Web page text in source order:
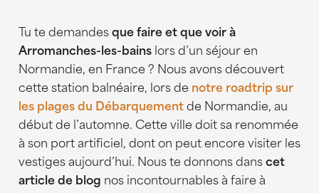
Tu te demandes que faire et que voir à
Arromanches-les-bainslors d’un séjour en
Normandie, en France ? Nous avons découvert
cette station balnéaire, lors de notre roadtrip sur
les plages du Débarquement de Normandie, au
début de l’automne. Cette ville doit sa renommée
à son port artificiel, dont on peut encore visiter les
vestiges aujourd’hui. Nous te donnons dans cet
article de blog nos incontournables à faire à